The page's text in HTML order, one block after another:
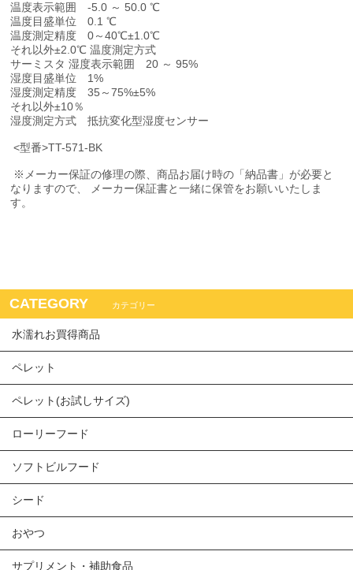
温度表示範囲 -5.0 ～ 50.0 ℃
温度目盛単位 0.1 ℃
温度測定精度 0～40℃±1.0℃
それ以外±2.0℃ 温度測定方式
サーミスタ 湿度表示範囲 20 ～ 95%
湿度目盛単位 1%
湿度測定精度 35～75%±5%
それ以外±10％
湿度測定方式 抵抗変化型湿度センサー
<型番>TT-571-BK
※メーカー保証の修理の際、商品お届け時の「納品書」が必要と
なりますので、 メーカー保証書と一緒に保管をお願いいたしま
す。
CATEGORY カテゴリー
水濡れお買得商品
ペレット
ペレット(お試しサイズ)
ローリーフード
ソフトビルフード
シード
おやつ
サプリメント・補助食品